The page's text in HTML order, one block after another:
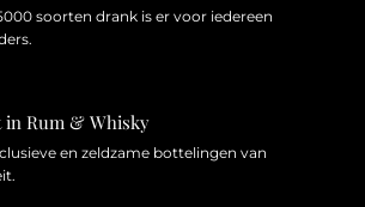
soorten drank is er voor iedereen
in Rum & Whisky
en zeldzame bottelingen van